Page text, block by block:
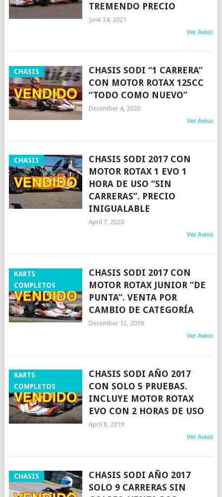
TREMENDO PRECIO
June 24, 2021
Ver Aviso
CHASIS
CHASIS SODI “1 CARRERA”
CON MOTOR ROTAX 125CC
“TODO COMO NUEVO”
December 4, 2020
Ver Aviso
CHASIS
CHASIS SODI 2017 CON
MOTOR ROTAX 1 EVO 1
HORA DE USO “SIN
CARRERAS”. PRECIO
INIGUALABLE
April 7, 2020
Ver Aviso
KARTS
COMPLETOS
CHASIS SODI 2017 CON
MOTOR ROTAX JUNIOR “DE
PUNTA”. VENTA POR
CAMBIO DE CATEGORÍA
December 12, 2019
Ver Aviso
KARTS
COMPLETOS
CHASIS SODI AÑO 2017
CON SOLO 5 PRUEBAS.
INCLUYE MOTOR ROTAX
EVO CON 2 HORAS DE USO
April 8, 2019
Ver Aviso
CHASIS
CHASIS SODI AÑO 2017
SOLO 9 CARRERAS SIN